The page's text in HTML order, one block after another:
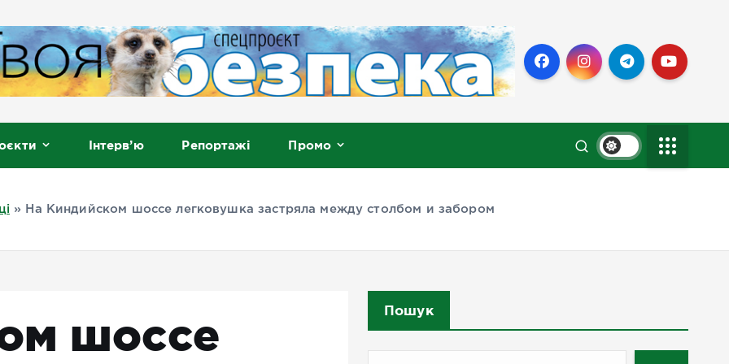
Інтерв’ю Репортажі Промо
» На Киндийском шоссе легковушка застряла между столбом и забором
шоссе
Пошук